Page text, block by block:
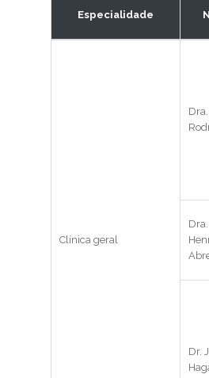
Especialidade
Clínica geral
Dra.
Dr.